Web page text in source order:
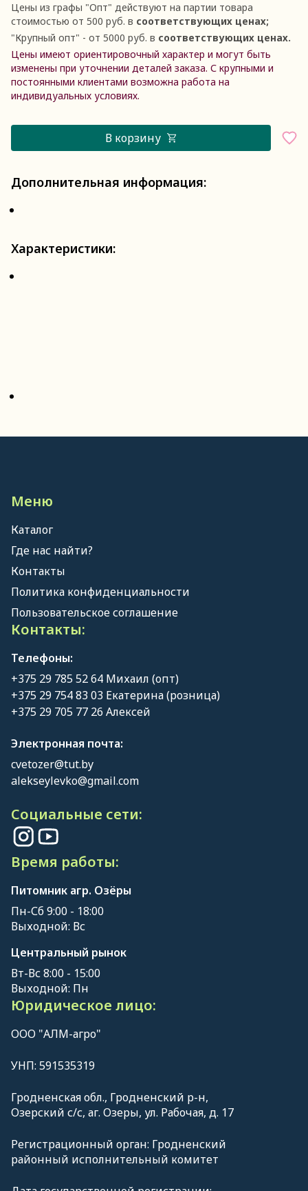
Цены из графы "Опт" действуют на партии товара
стоимостью от 500 руб. в соответствующих ценах;
"Крупный опт" - от 5000 руб. в соответствующих ценах.
Цены имеют ориентировочный характер и могут быть
изменены при уточнении деталей заказа. С крупными и
постоянными клиентами возможна работа на
индивидуальных условиях.
В корзину
Дополнительная информация:
Характеристики:
Меню
Каталог
Где нас найти?
Контакты
Политика конфиденциальности
Пользовательское соглашение
Контакты:
Телефоны:
+375 29 785 52 64 Михаил (опт)
+375 29 754 83 03 Екатерина (розница)
+375 29 705 77 26 Алексей
Электронная почта:
cvetozer@tut.by
alekseylevko@gmail.com
Социальные сети:
Время работы:
Питомник агр. Озёры
Пн-Сб 9:00 - 18:00
Выходной: Вс
Центральный рынок
Вт-Вс 8:00 - 15:00
Выходной: Пн
Юридическое лицо:
ООО "АЛМ-агро"
УНП: 591535319
Гродненская обл., Гродненский р-н,
Озерский с/с, аг. Озеры, ул. Рабочая, д. 17
Регистрационный орган: Гродненский
районный исполнительный комитет